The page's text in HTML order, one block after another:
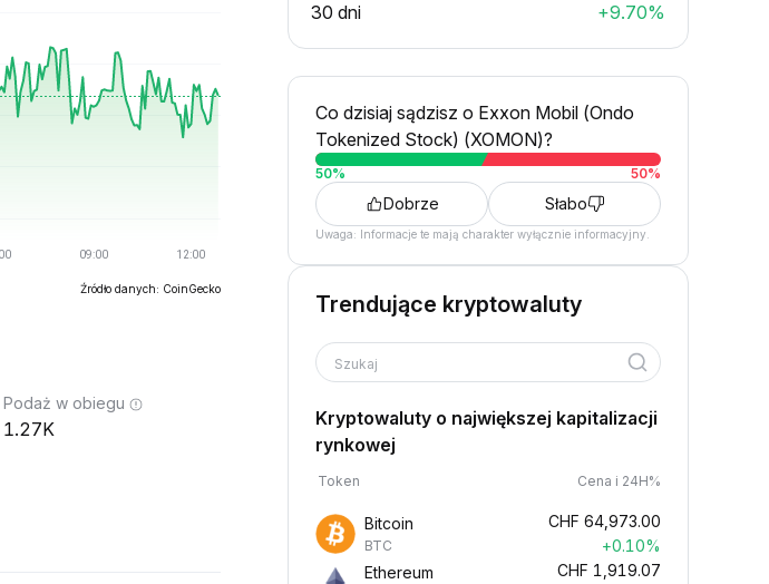
Źródło danych: CoinGecko
Podaż w obiegu
1.27K
30 dni
+9.70%
Co dzisiaj sądzisz o Exxon Mobil (Ondo
Tokenized Stock) (XOMON)?
50% 50%
Dobrze Słabo
Uwaga: Informacje te mają charakter wyłącznie informacyjny.
Trendujące kryptowaluty
Szukaj
Kryptowaluty o największej kapitalizacji
rynkowej
Token Cena i 24H%
Bitcoin
BTC
CHF 64,973.00
+0.10%
Ethereum
CHF 1,919.07